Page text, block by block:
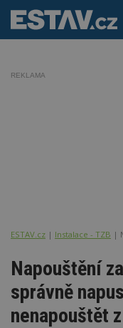
REKLAMA
ESTAV.cz Instalace - TZB
Napouštění
správně
nenapouštět